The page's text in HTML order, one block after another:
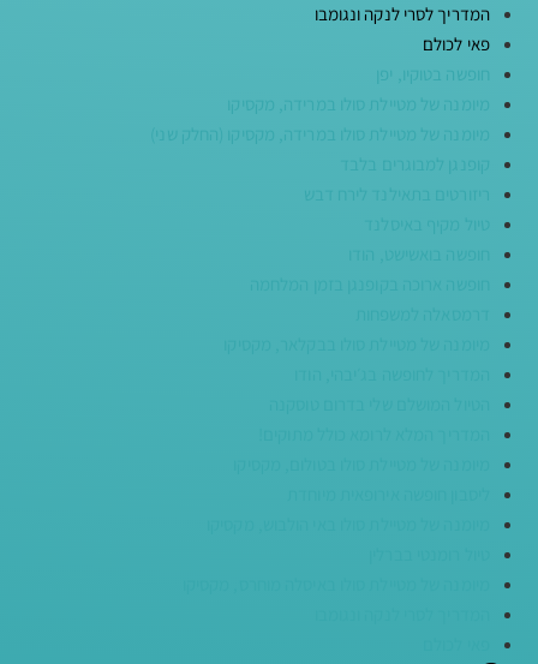
המדריך לסרי לנקה ונגומבו
פאי לכולם
חופשה בטוקיו, יפן
מיומנה של מטיילת סולו במרידה, מקסיקו
מיומנה של מטיילת סולו במרידה, מקסיקו (החלק שני)
קופנגן למבוגרים בלבד
ריזורטים בתאילנד לירח דבש